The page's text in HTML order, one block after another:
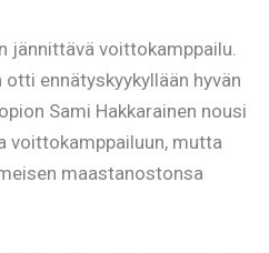
jännittävä voittokamppailu.
ennätyskyykyllään hyvän
Sami Hakkarainen nousi
voittokamppailuun, mutta
maastanostonsa